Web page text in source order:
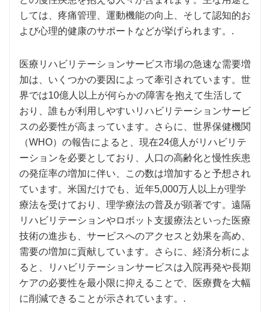
しては、疼痛管理、運動機能の向上、そして認知的お
よび心理的健康のサポートなどが挙げられます。.
医療リハビリテーションサービス市場の急速な需要増
加は、いくつかの要因によって牽引されています。世
界では10億人以上が何らかの障害を抱えて生活して
おり、誰もが利用しやすいリハビリテーションサービ
スの必要性が高まっています。さらに、世界保健機関
（WHO）の報告によると、現在24億人がリハビリテ
ーションを必要としており、人口の高齢化と慢性疾患
の発症率の増加に伴い、この数は増加すると予想され
ています。米国だけでも、近年5,000万人以上が理学
療法を受けており、理学療法の普及が顕著です。遠隔
リハビリテーションやロボット支援療法といった医療
技術の進歩も、サービスへのアクセスと効果を高め、
需要の増加に貢献しています。さらに、経済分析によ
ると、リハビリテーションサービスは入院再発や長期
ケアの必要性を最小限に抑えることで、医療費を大幅
に削減できることが示されています。.